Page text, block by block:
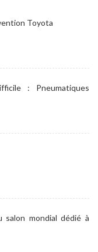
Toyota
: Pneumatiques
salon mondial dédié à